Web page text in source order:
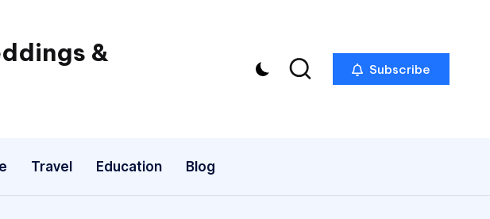
&
Subscribe
Travel Education Blog